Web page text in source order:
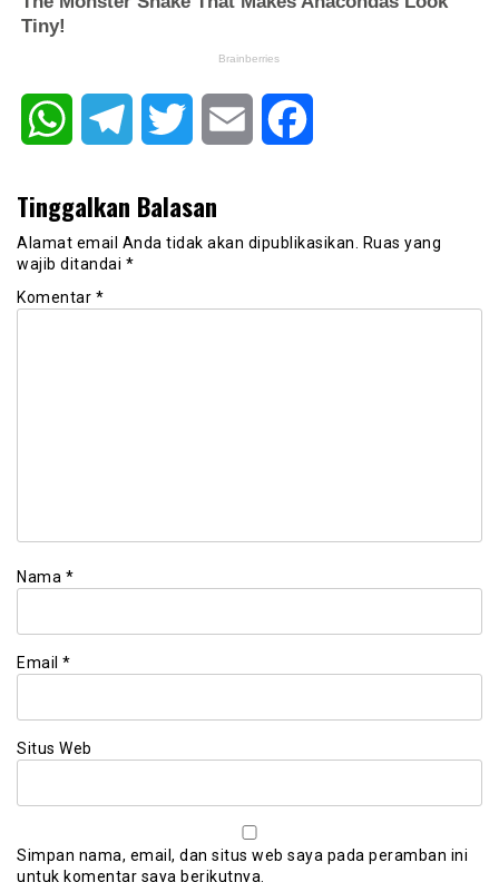
WhatsAppTelegram Twitter Email
Tinggalkan Balasan
Alamat email Anda tidak akan dipublikasikan.
Ruas yang
wajib ditandai *
Komentar *
Nama *
Email *
Situs Web
Simpan nama, email, dan situs web saya pada peramban ini
untuk komentar saya berikutnya.